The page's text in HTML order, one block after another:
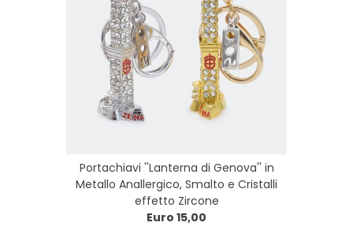
Portachiavi ''Lanterna di Genova'' in
Metallo Anallergico, Smalto e Cristalli
effetto Zircone
Euro 15,00